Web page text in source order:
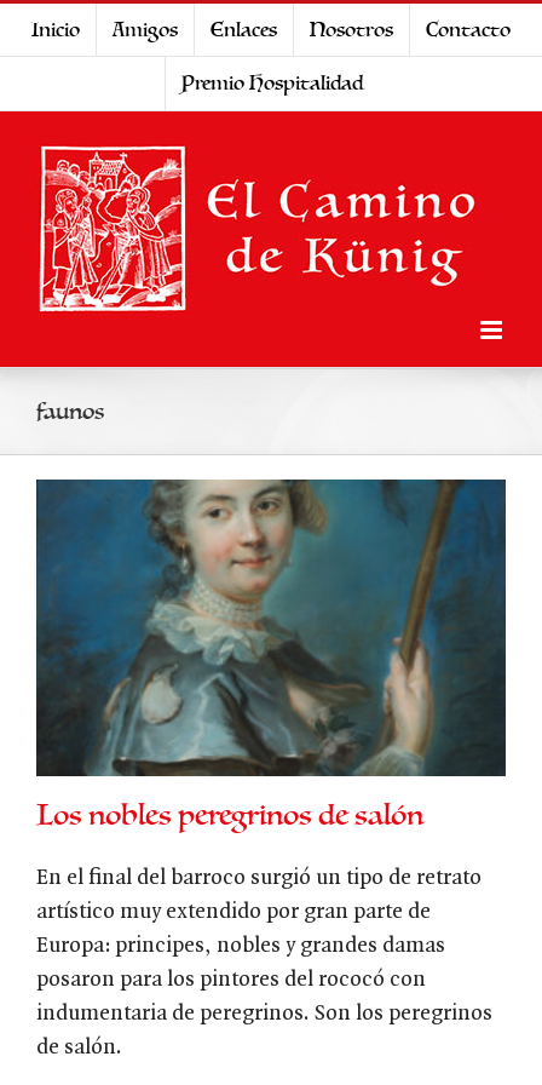
Inicio Amigos Enlaces Nosotros
Contacto
Premio Hospitalidad
faunos
Los nobles peregrinos de salón
En el final del barroco surgió un tipo de retrato
artístico muy extendido por gran parte de
Europa: principes, nobles y grandes damas
posaron para los pintores del rococó con
indumentaria de peregrinos. Son los peregrinos
de salón.